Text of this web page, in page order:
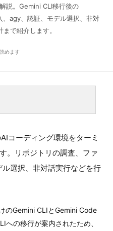
説。Gemini CLI移行後の
agy、認証、モデル選択、非対
で紹介します。
めます
コーディング環境をターミ
。リポジトリの調査、ファ
選択、非対話実行などを行
のGemini CLIとGemini Code
の移行が案内されたため、